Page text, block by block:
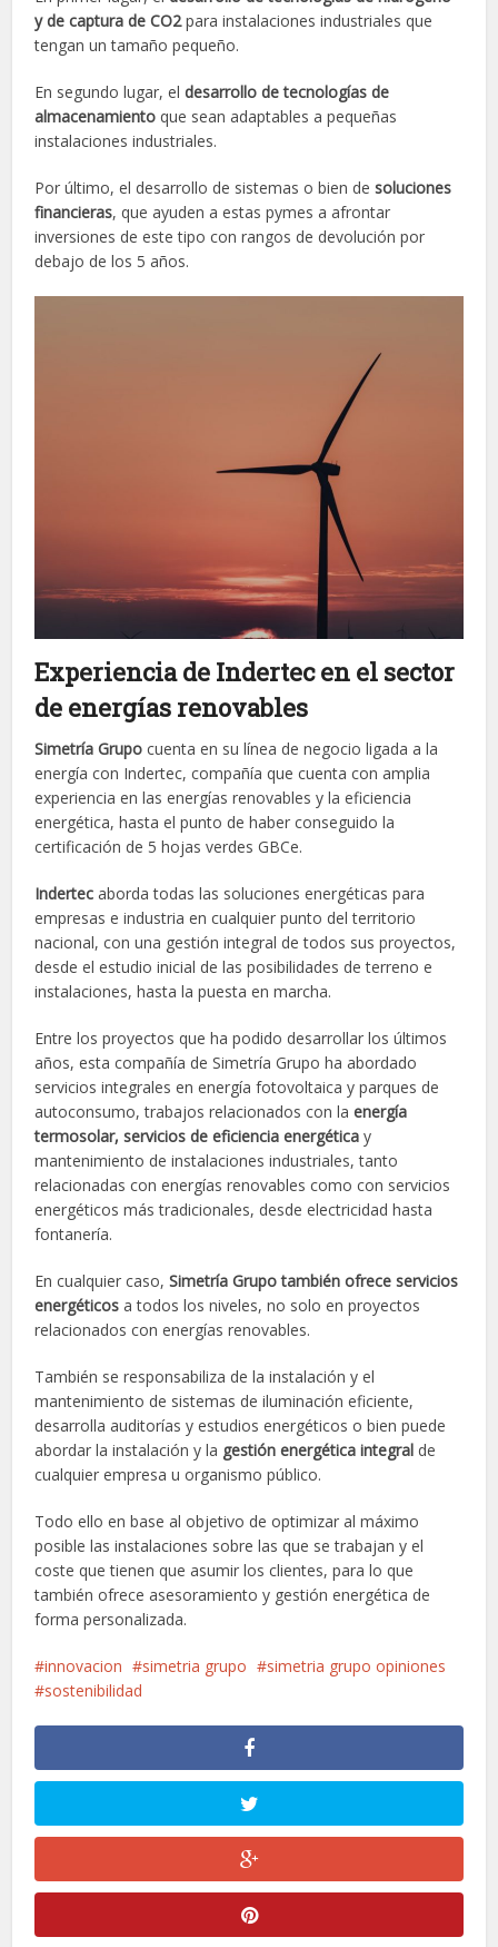
y de captura de CO2para instalaciones industriales que
tengan un tamaño pequeño.
En segundo lugar, eldesarrollo de tecnologías de
almacenamiento que sean adaptables a pequeñas
instalaciones industriales.
Por último, el desarrollo de sistemas o bien desoluciones
financieras, que ayuden a estas pymes a afrontar
inversiones de este tipo con rangos de devolución por
debajo de los 5 años.
Experiencia de Indertec en el sector
de energías renovables
Simetría Grupo cuenta en su línea de negocio ligada a la
energía con Indertec, compañía que cuenta con amplia
experiencia en las energías renovables y la eficiencia
energética, hasta el punto de haber conseguido la
certificación de 5 hojas verdes GBCe.
Indertec aborda todas las soluciones energéticas para
empresas e industria en cualquier punto del territorio
nacional, con una gestión integral de todos sus proyectos,
desde el estudio inicial de las posibilidades de terreno e
instalaciones, hasta la puesta en marcha.
Entre los proyectos que ha podido desarrollar los últimos
años, esta compañía de Simetría Grupo ha abordado
servicios integrales en energía fotovoltaica y parques de
autoconsumo, trabajos relacionados con laenergía
termosolar, servicios de eficiencia energética y
mantenimiento de instalaciones industriales, tanto
relacionadas con energías renovables como con servicios
energéticos más tradicionales, desde electricidad hasta
fontanería.
En cualquier caso,Simetría Grupo también ofrece servicios
energéticos a todos los niveles, no solo en proyectos
relacionados con energías renovables.
También se responsabiliza de la instalación y el
mantenimiento de sistemas de iluminación eficiente,
desarrolla auditorías y estudios energéticos o bien puede
abordar la instalación y la gestión energética integral de
cualquier empresa u organismo público.
Todo ello en base al objetivo de optimizar al máximo
posible las instalaciones sobre las que se trabajan y el
coste que tienen que asumir los clientes, para lo que
también ofrece asesoramiento y gestión energética de
forma personalizada.
innovacion simetria grupo
simetria grupo opiniones
sostenibilidad